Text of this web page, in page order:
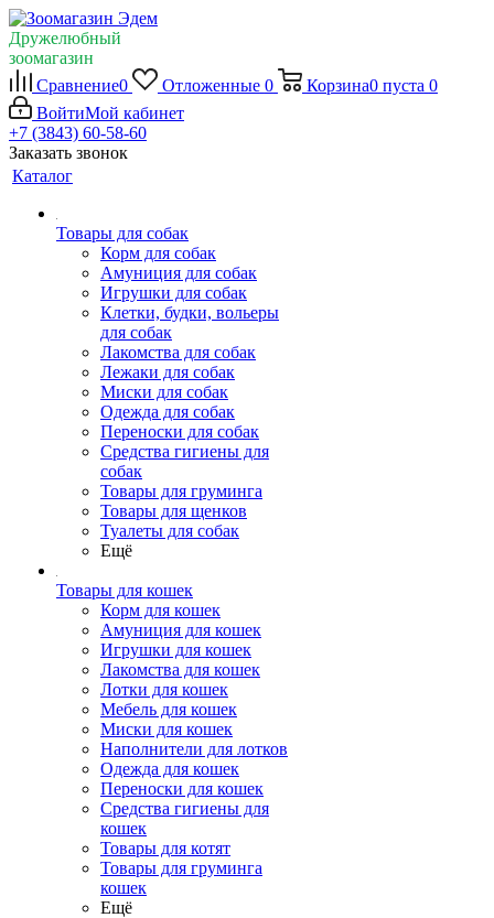
Дружелюбный
зоомагазин
Сравнение0 Отложенные 0 Корзина0 пуста 0
ВойтиМой кабинет
+7 (3843) 60-58-60
Заказать звонок
Каталог
Товары для собак
Корм для собак
Амуниция для собак
Игрушки для собак
Клетки, будки, вольеры
для собак
Лакомства для собак
Лежаки для собак
Миски для собак
Одежда для собак
Переноски для собак
Средства гигиены для
собак
Товары для груминга
Товары для щенков
Туалеты для собак
Ещё
Товары для кошек
Корм для кошек
Амуниция для кошек
Игрушки для кошек
Лакомства для кошек
Лотки для кошек
Мебель для кошек
Миски для кошек
Наполнители для лотков
Одежда для кошек
Переноски для кошек
Средства гигиены для
кошек
Товары для котят
Товары для груминга
кошек
Ещё